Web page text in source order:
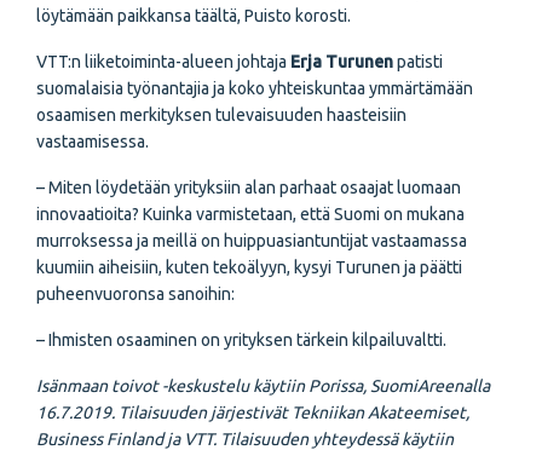
löytämään paikkansa täältä, Puisto korosti.
VTT:n liiketoiminta-alueen johtaja Erja Turunenpatisti
suomalaisia työnantajia ja koko yhteiskuntaa ymmärtämään
osaamisen merkityksen tulevaisuuden haasteisiin
vastaamisessa.
– Miten löydetään yrityksiin alan parhaat osaajat luomaan
innovaatioita? Kuinka varmistetaan, että Suomi on mukana
murroksessa ja meillä on huippuasiantuntijat vastaamassa
kuumiin aiheisiin, kuten tekoälyyn, kysyi Turunen ja päätti
puheenvuoronsa sanoihin:
– Ihmisten osaaminen on yrityksen tärkein kilpailuvaltti.
Isänmaan toivot -keskustelu käytiin Porissa, SuomiAreenalla
16.7.2019. Tilaisuuden järjestivät Tekniikan Akateemiset,
Business Finland ja VTT. Tilaisuuden yhteydessä käytiin